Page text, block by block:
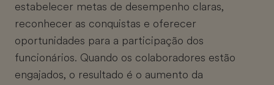
estabelecer metas de desempenho claras,
reconhecer as conquistas e oferecer
oportunidades para a participação dos
funcionários. Quando os colaboradores estão
engajados, o resultado é o aumento da